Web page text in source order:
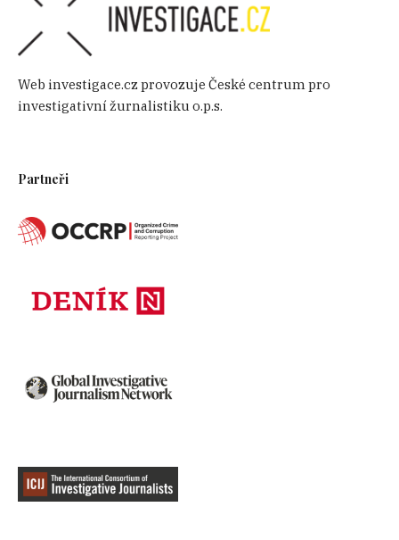
Web investigace.cz provozuje České centrum pro
investigativní žurnalistiku o.p.s.
Partneři